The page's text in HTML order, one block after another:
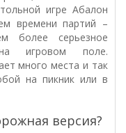
игре Абалон
времени партий –
более серьезное
на игровом поле.
много места и так
на пикник или в
версия?